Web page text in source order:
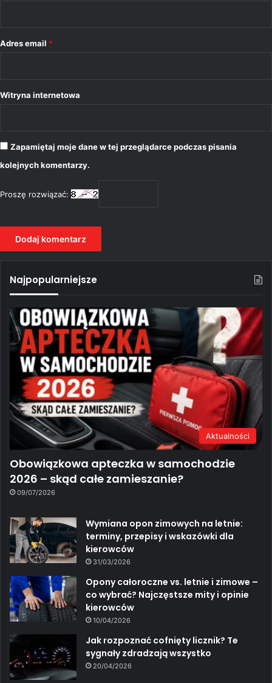
Adres email *
Witryna internetowa
Zapamiętaj moje dane w tej przeglądarce podczas pisania
kolejnych komentarzy.
Proszę rozwiązać:
Najpopularniejsze
Aktualności
Obowiązkowa apteczka w samochodzie
2026 – skąd całe zamieszanie?
09/07/2026
Wymiana opon zimowych na letnie:
terminy, przepisy i wskazówki dla
kierowców
31/03/2026
Opony całoroczne vs. letnie i zimowe –
co wybrać? Najczęstsze mity i opinie
kierowców
10/04/2026
Jak rozpoznać cofnięty licznik? Te
sygnały zdradzają wszystko
20/04/2026